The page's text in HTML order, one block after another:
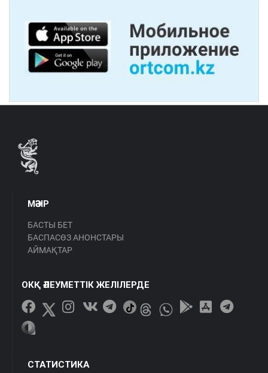
МӘЗІР
БАСТЫ БЕТ
БАСПАСӨЗ АНОНСТАРЫ
АЙМАҚТАР
ОКҚ ӘЛЕУМЕТТІК ЖЕЛІЛЕРДЕ
СТАТИСТИКА